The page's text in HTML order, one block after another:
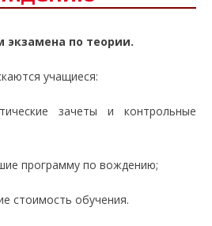
экзамена по теории.
учащиеся:
зачеты и контрольные
программу по вождению;
стоимость обучения.